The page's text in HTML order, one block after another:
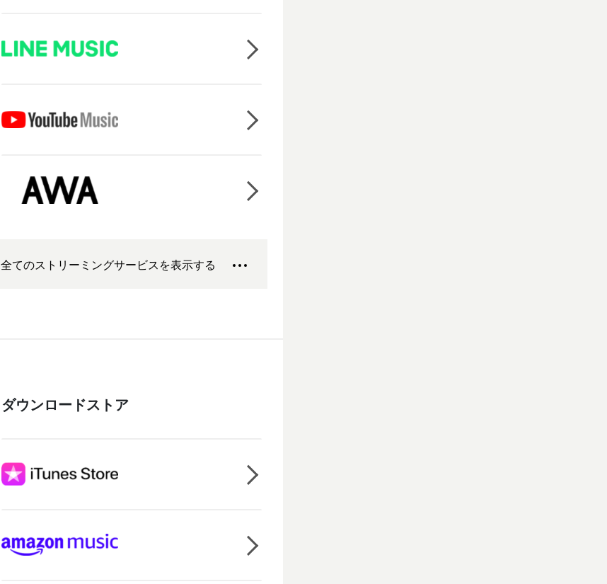
全てのストリーミングサービスを表示する
ダウンロードストア